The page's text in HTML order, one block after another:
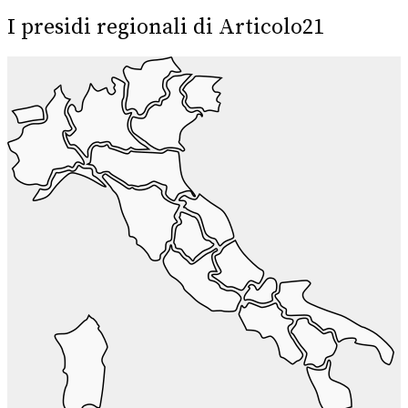
I presidi regionali di Articolo21